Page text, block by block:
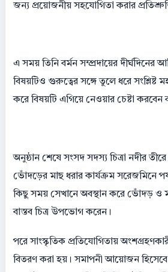
জন্য প্রয়োজনীয় সহযোগিতা করার
এ সময় তিনি বর্মন সম্প্রদায়ের দীর্ঘদিনের
বিষয়টিও গুরুত্বের সঙ্গে তুলে ধরে সংশ্লিষ্ট
করে বিষয়টি এগিয়ে নেওয়ার চেষ্টা করবেন
অনুষ্ঠান শেষে সংসদ সদস্য চিত্রা নদীর তীরে
ভোঁদড়ের মাছ ধরার কার্যক্রম সরেজমিনে
কিছু সময় সেখানে অবস্থান করে ভোঁদড় ও
বাস্তব চিত্র উপভোগ করেন।
পরে সাংস্কৃতিক প্রতিযোগিতায়
বিতরণ করা হয়। সমাপনী আয়োজন